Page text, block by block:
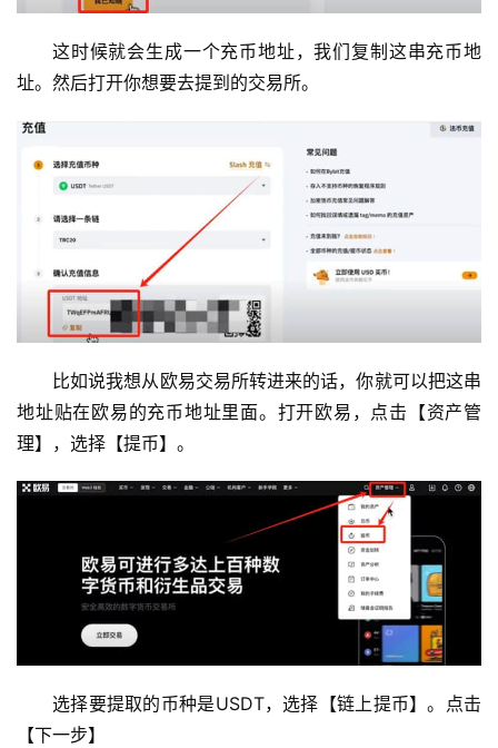
这时候就会生成一个充币地址，我们复制这串充币地
址。然后打开你想要去提到的交易所。
比如说我想从欧易交易所转进来的话，你就可以把这串
地址贴在欧易的充币地址里面。打开欧易，点击【资产管
理】，选择【提币】。
选择要提取的币种是USDT，选择【链上提币】。点击
【下一步】